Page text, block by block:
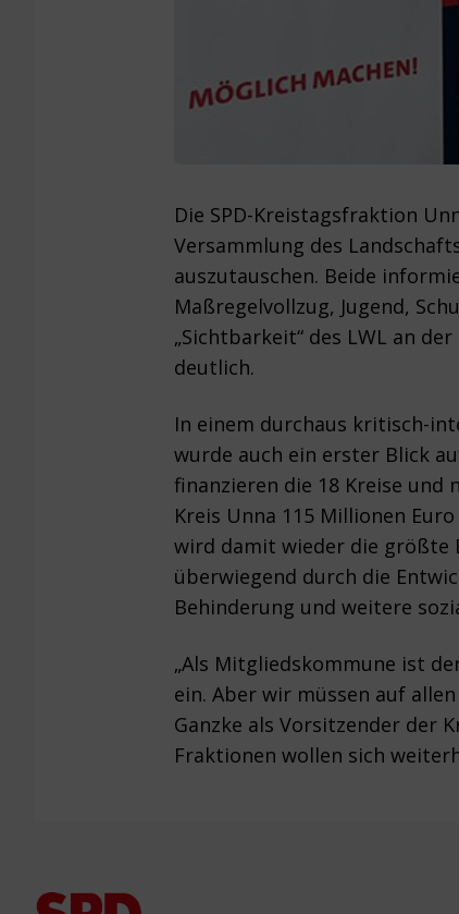
Die SPD-Kreistagsfraktion
Versammlung des
auszutauschen. Beide
Maßregelvollzug, Jugend,
„Sichtbarkeit“ des LWL an
deutlich.
In einem durchaus kritisch-
wurde auch ein erster Blick
finanzieren die 18 Kreise und
Kreis Unna 115 Millionen
wird damit wieder die größte
überwiegend durch die
Behinderung und weitere
„Als Mitgliedskommune ist
ein. Aber wir müssen auf
Ganzke als Vorsitzender der
Fraktionen wollen sich